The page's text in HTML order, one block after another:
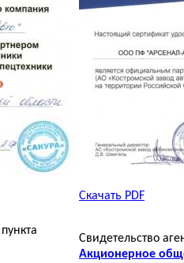
Скачать PDF
Свидетельство
Акционерное